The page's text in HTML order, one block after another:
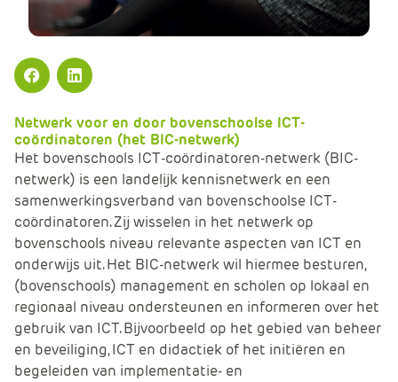
C
a
r
t
l
e
FacebookLinkedIn
Netwerk voor en door bovenschoolse ICT-
coördinatoren (het BIC-netwerk)
Het bovenschools ICT-coördinatoren-netwerk (BIC-
netwerk) is een landelijk kennisnetwerk en een
samenwerkingsverband van bovenschoolse ICT-
coördinatoren. Zij wisselen in het netwerk op
bovenschools niveau relevante aspecten van ICT en
onderwijs uit. Het BIC-netwerk wil hiermee besturen,
(bovenschools) management en scholen op lokaal en
regionaal niveau ondersteunen en informeren over het
gebruik van ICT. Bijvoorbeeld op het gebied van beheer
en beveiliging, ICT en didactiek of het initiëren en
begeleiden van implementatie- en